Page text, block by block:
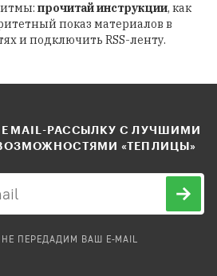
прочитай инструкции, как
показ материалов в
и подключить RSS-ленту.
РАССЫЛКУ С ЛУЧШИМИ
«ТЕПЛИЦЫ»
ПЕРЕДАДИМ ВАШ E-MAIL